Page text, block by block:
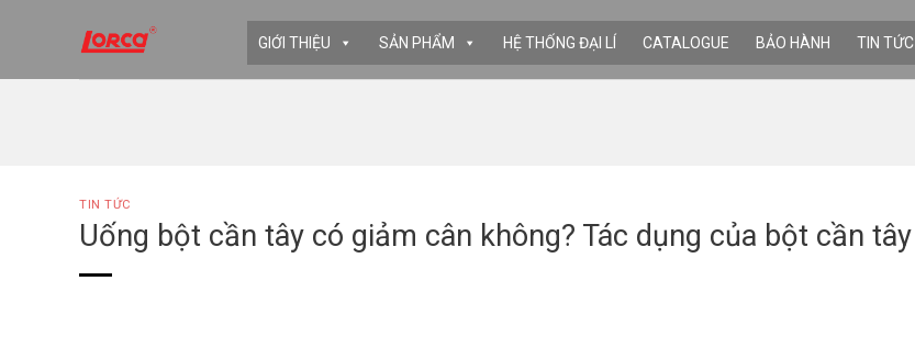
GIỚI THIỆU SẢN PHẨM HỆ THỐNG ĐẠI LÍ CATALOGUE BẢO HÀNH TIN TỨC
TIN TỨC
Uống bột cần tây có giảm cân không? Tác dụng của bột cần tây